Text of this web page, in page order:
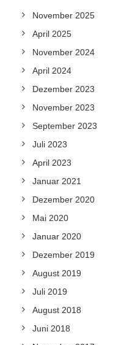
November 2025
April 2025
November 2024
April 2024
Dezember 2023
November 2023
September 2023
Juli 2023
April 2023
Januar 2021
Dezember 2020
Mai 2020
Januar 2020
Dezember 2019
August 2019
Juli 2019
August 2018
Juni 2018